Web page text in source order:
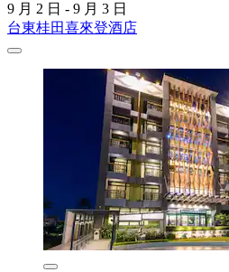
9 月 2 日 - 9 月 3 日
台東桂田喜來登酒店